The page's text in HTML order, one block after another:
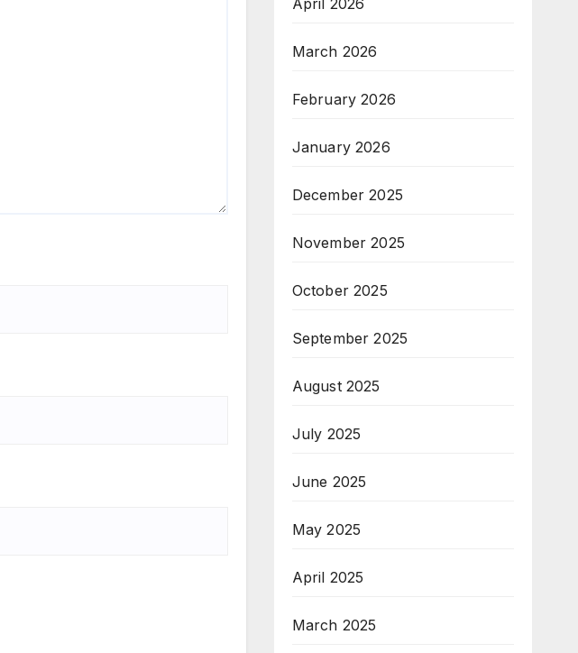
April 2026
March 2026
February 2026
January 2026
December 2025
November 2025
October 2025
September 2025
August 2025
July 2025
June 2025
May 2025
April 2025
March 2025